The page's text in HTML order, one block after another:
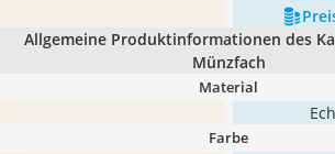
Allgemeine Produktinformationen des
Münzfach
Material
Farbe